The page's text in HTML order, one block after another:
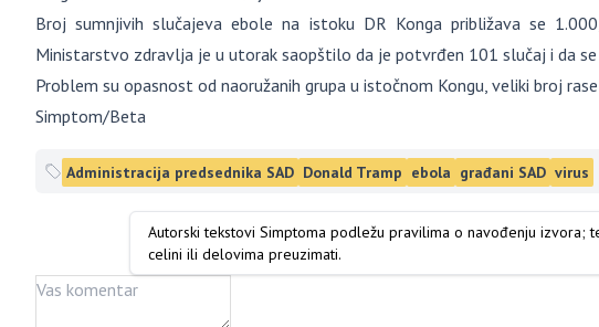
Broj sumnjivih slučajeva ebole na istoku DR Konga približava se
Ministarstvo zdravlja je u utorak saopštilo da je potvrđen 101 slučaj i da
Problem su opasnost od naoružanih grupa u istočnom Kongu, veliki broj
Simptom/Beta
Administracija predsednika SAD Donald Tramp ebola građani SAD virus
Autorski tekstovi Simptoma podležu pravilima o navođenju izvora;
celini ili delovima preuzimati.